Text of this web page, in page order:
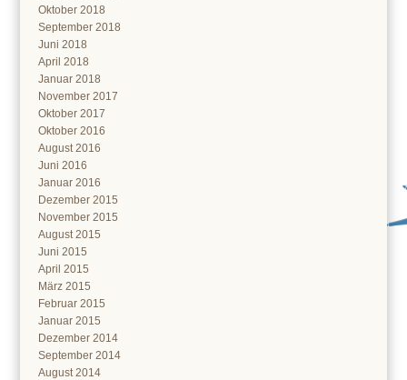
Oktober 2018
September 2018
Juni 2018
April 2018
Januar 2018
November 2017
Oktober 2017
Oktober 2016
August 2016
Juni 2016
Januar 2016
Dezember 2015
November 2015
August 2015
Juni 2015
April 2015
März 2015
Februar 2015
Januar 2015
Dezember 2014
September 2014
August 2014